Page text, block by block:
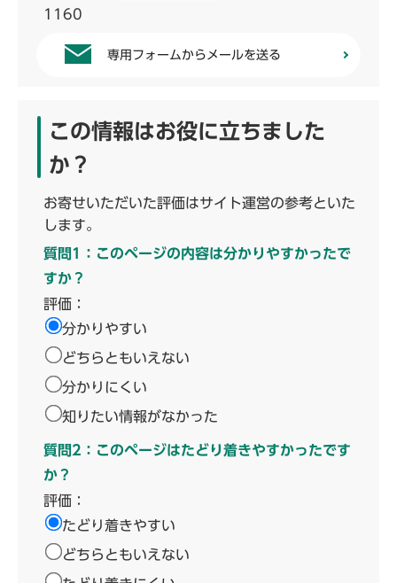
1160
専用フォームからメールを送る
この情報はお役に立ちました
か？
お寄せいただいた評価はサイト運営の参考といた
します。
質問1：このページの内容は分かりやすかったで
すか？
評価：
分かりやすい
どちらともいえない
分かりにくい
知りたい情報がなかった
質問2：このページはたどり着きやすかったです
か？
評価：
たどり着きやすい
どちらともいえない